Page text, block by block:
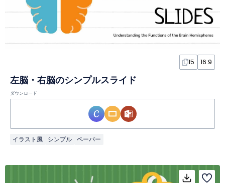
15 16:9
左脳・右脳のシンプルスライド
ダウンロード
イラスト風 シンプル ペーパー